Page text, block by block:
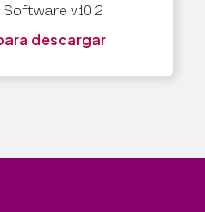
v10.2
descargar